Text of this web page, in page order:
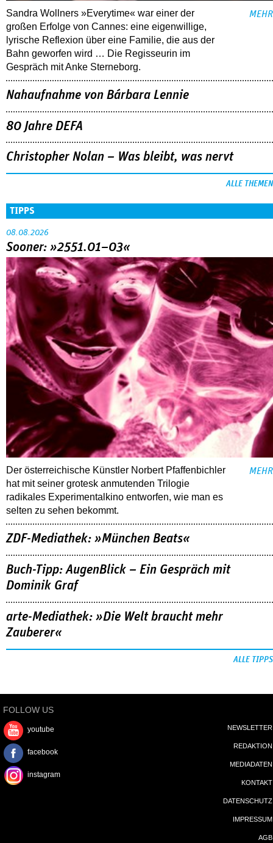
Sandra Wollners »Everytime« war einer der
großen Erfolge von Cannes: eine eigenwillige,
lyrische Reflexion über eine ­Familie, die aus der
Bahn geworfen wird … Die Regisseurin im
Gespräch mit Anke Sterneborg.
MEHR
Nahaufnahme von Bárbara Lennie
80 Jahre DEFA
Christopher Nolan – Was bleibt, was nervt
ALLE THEMEN
TIPPS
08.08.2026
Sooner: »2551.01–03«
Der österreichische Künstler Norbert Pfaffenbichler
hat mit seiner grotesk anmutenden Trilogie
radikales Experimentalkino entworfen, wie man es
selten zu sehen bekommt.
MEHR
ZDF-Mediathek: »München Beats«
Buch-Tipp: AugenBlick – Ein Gespräch mit
Dominik Graf
arte-Mediathek: »Die Welt braucht mehr
Zauberer«
ALLE TIPPS
FOLLOW US
youtube
facebook
instagram
NEWSLETTER
REDAKTION
MEDIADATEN
KONTAKT
DATENSCHUTZ
IMPRESSUM
AGB